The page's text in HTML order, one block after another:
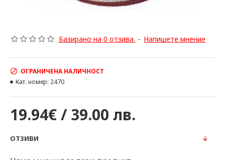
Базирано на 0 отзива. - Напишете мнение
19.94€ / 39.00 лв.
ОГРАНИЧЕНА НАЛИЧНОСТ
Кат. номер: 2470
ОТЗИВИ